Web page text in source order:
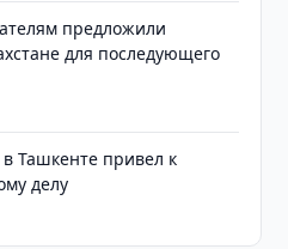
предложили
для последующего
Ташкенте привел к
делу